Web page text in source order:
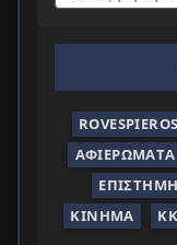
ROVESPIEROS
ΑΦΙΕΡΏΜΑΤΑ
ΚΊΝΗΜΑ